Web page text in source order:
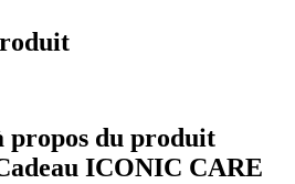
propos du produit
ICONIC CARE